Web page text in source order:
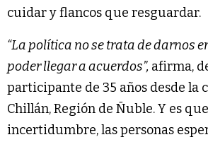
cuidar y flancos que resguardar.
“La política no se trata de darnos
poder llegar a acuerdos”, afirma,
participante de 35 años desde la
Chillán, Región de Ñuble. Y es
incertidumbre, las personas